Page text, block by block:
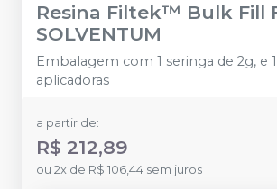
Resina Filtek™ Bulk Fill
SOLVENTUM
Embalagem com 1 seringa de 2g, e
aplicadoras
a partir de:
R$ 212,89
ou 2x de R$ 106,44 sem juros